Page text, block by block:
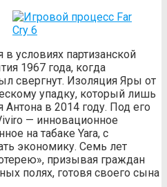
условиях партизанской
1967 года, когда
свергнут. Изоляция Яры от
упадку, который лишь
Антона в 2014 году. Под его
— инновационное
на табаке Yara, с
экономику. Семь лет
призывая граждан
полях, готовя своего сына